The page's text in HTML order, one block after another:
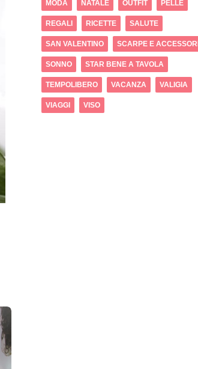
MODA NATALE OUTFIT PELLE
REGALI RICETTE SALUTE
SAN VALENTINO SCARPE E ACCESSORI
SONNO STAR BENE A TAVOLA
TEMPOLIBERO VACANZA VALIGIA
VIAGGI VISO